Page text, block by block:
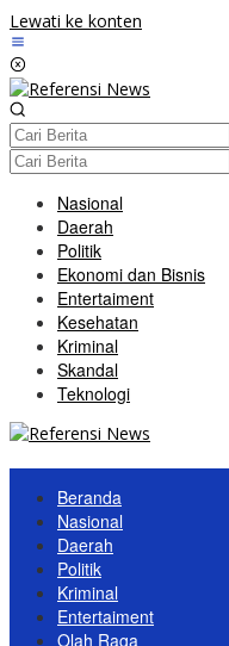
Lewati ke konten
Nasional
Daerah
Politik
Ekonomi dan Bisnis
Entertaiment
Kesehatan
Kriminal
Skandal
Teknologi
Beranda
Nasional
Daerah
Politik
Kriminal
Entertaiment
Olah Raga